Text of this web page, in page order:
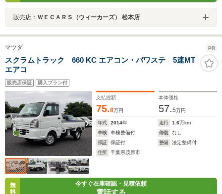
販売店： ＷＥＣＡＲＳ（ウィーカーズ） 松本店
マツダ PR
スクラムトラック 660 KC エアコン・パワステ 5速MT
エアコ
販売店保証 購入プラン付
支払総額
75.8万円
本体価格
57.5万円
年式 2014年 走行 1.6万km
車検
車検整備付 修復
なし
保証
保証付 整備
法定整備付
住所
千葉県茂原市
無
料
今すぐ在庫確認・見積依頼
電話する